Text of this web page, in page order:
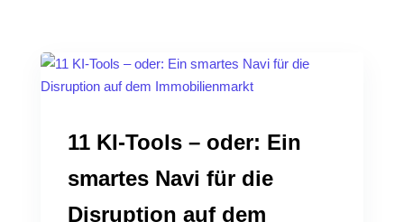
11 KI-Tools – oder: Ein
smartes Navi für die
Disruption auf dem